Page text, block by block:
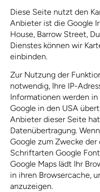
Diese Seite nutzt den
Anbieter ist die Google
House, Barrow Street,
Dienstes können wir
einbinden.
Zur Nutzung der
notwendig, Ihre IP-
Informationen werden in
Google in den USA
Anbieter dieser Seite
Datenübertragung.
Google zum Zwecke
Schriftarten Google
Google Maps lädt Ihr
in ihren Browsercache,
anzuzeigen.